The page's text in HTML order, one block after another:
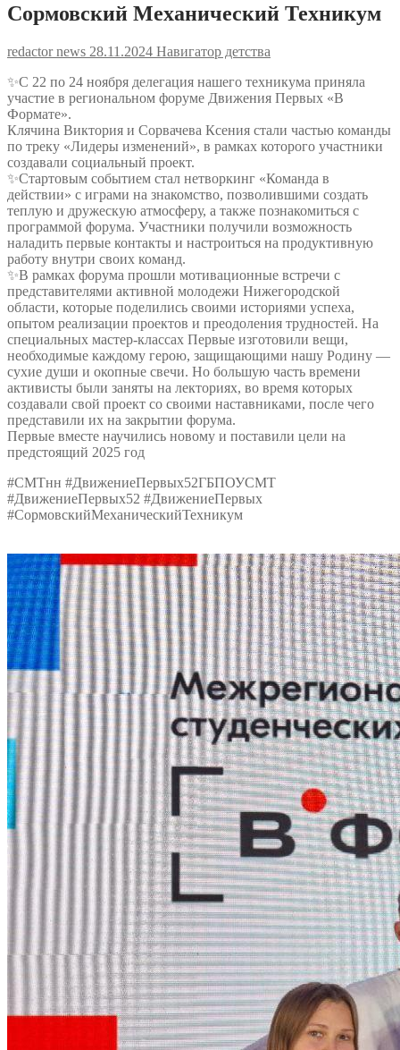
Сормовский Механический Техникум
redactor news 28.11.2024 Навигатор детства
✨С 22 по 24 ноября делегация нашего техникума приняла
участие в региональном форуме Движения Первых «В
Формате».
Клячина Виктория и Сорвачева Ксения стали частью команды
по треку «Лидеры изменений», в рамках которого участники
создавали социальный проект.
✨Стартовым событием стал нетворкинг «Команда в
действии» с играми на знакомство, позволившими создать
теплую и дружескую атмосферу, а также познакомиться с
программой форума. Участники получили возможность
наладить первые контакты и настроиться на продуктивную
работу внутри своих команд.
✨В рамках форума прошли мотивационные встречи с
представителями активной молодежи Нижегородской
области, которые поделились своими историями успеха,
опытом реализации проектов и преодоления трудностей. На
специальных мастер-классах Первые изготовили вещи,
необходимые каждому герою, защищающими нашу Родину —
сухие души и окопные свечи. Но большую часть времени
активисты были заняты на лекториях, во время которых
создавали свой проект со своими наставниками, после чего
представили их на закрытии форума.
Первые вместе научились новому и поставили цели на
предстоящий 2025 год
#СМТнн #ДвижениеПервых52ГБПОУСМТ
#ДвижениеПервых52 #ДвижениеПервых
#СормовскийМеханическийТехникум